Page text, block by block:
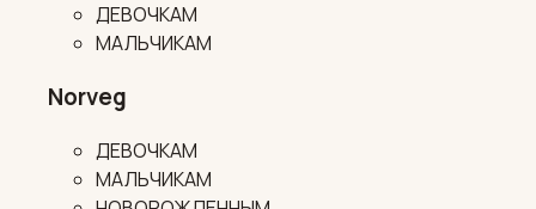
ДЕВОЧКАМ
МАЛЬЧИКАМ
Norveg
ДЕВОЧКАМ
МАЛЬЧИКАМ